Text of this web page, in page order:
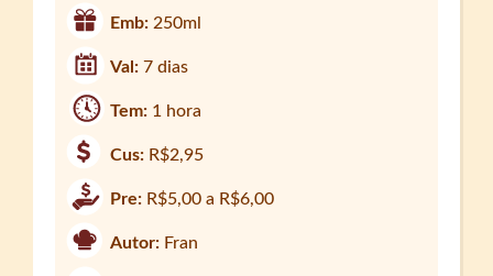
Emb: 250ml
Val:7 dias
Tem: 1 hora
Cus: R$2,95
Pre: R$5,00 a R$6,00
Autor: Fran